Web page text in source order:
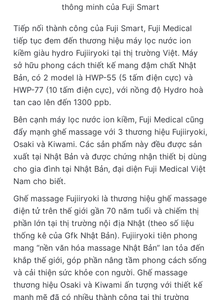
thông minh của Fuji Smart
Tiếp nối thành công của Fuji Smart, Fuji Medical
tiếp tục đem đến thương hiệu máy lọc nước ion
kiềm giàu hydro Fujiiryoki tại thị trường Việt. Máy
sở hữu phong cách thiết kế mang đậm chất Nhật
Bản, có 2 model là HWP-55 (5 tấm điện cực) và
HWP-77 (10 tấm điện cực), với nồng độ Hydro hoà
tan cao lên đến 1300 ppb.
Bên cạnh máy lọc nước ion kiềm, Fuji Medical cũng
đẩy mạnh ghế massage với 3 thương hiệu Fujiiryoki,
Osaki và Kiwami. Các sản phẩm này đều được sản
xuất tại Nhật Bản và được chứng nhận thiết bị dùng
cho gia đình tại Nhật Bản, đại diện Fuji Medical Việt
Nam cho biết.
Ghế massage Fujiiryoki là thương hiệu ghế massage
điện tử trên thế giới gần 70 năm tuổi và chiếm thị
phần lớn tại thị trường nội địa Nhật (theo số liệu
thống kê của Gfk Nhật Bản). Fujiiryoki tiên phong
mang “nền văn hóa massage Nhật Bản” lan tỏa đến
khắp thế giới, góp phần nâng tầm phong cách sống
và cải thiện sức khỏe con người. Ghế massage
thương hiệu Osaki và Kiwami ấn tượng với thiết kế
mạnh mẽ đã có nhiều thành công tại thị trường